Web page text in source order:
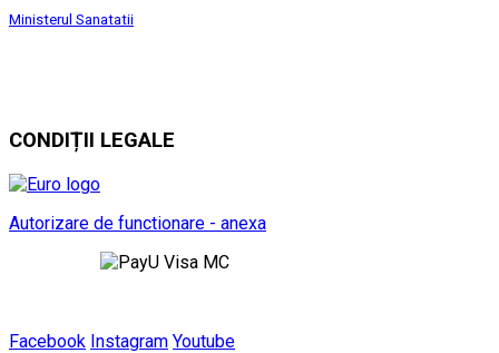
Ministerul Sanatatii
CONDIȚII LEGALE
Autorizare de functionare - anexa
Facebook Instagram Youtube